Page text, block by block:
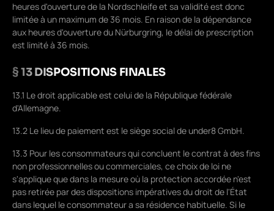
heures d'ouverture de la Nordschleife et sa validité est donc
limitée à un maximum de 36 mois. En raison de la dépendance
aux heures d'ouverture du Nürburgring, le délai de prescription
est limité à 36 mois.
§ 13 DISPOSITIONS FINALES
13.1 Le droit applicable est celui de la République fédérale
d'Allemagne.
13.2 Le lieu de paiement est le siège social de under8 GmbH.
13.3 Pour les consommateurs qui concluent le contrat à des fins
non professionnelles ou commerciales, ce choix de loi ne
s'applique que dans la mesure où la protection accordée n'est
pas retirée par des dispositions impératives du droit de l'État
dans lequel le consommateur a sa résidence habituelle. Si le